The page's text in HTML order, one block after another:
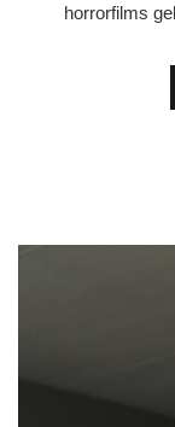
horrorfilms